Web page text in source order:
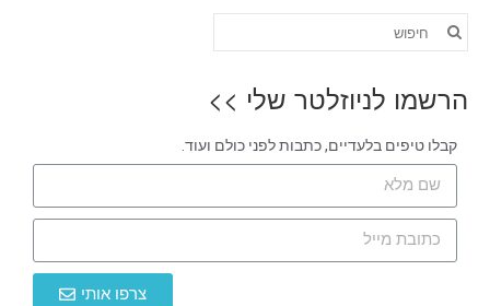
הרשמו לניוזלטר שלי >>
קבלו טיפים בלעדיים, כתבות לפני כולם ועוד.
צרפו אותי